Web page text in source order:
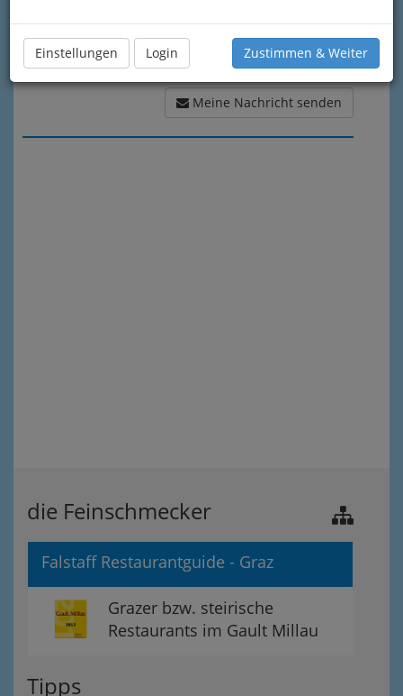
Einstellungen Login Zustimmen & Weiter
Meine Nachricht senden
die Feinschmecker
Falstaff Restaurantguide - Graz
Grazer bzw. steirische
Restaurants im Gault Millau
Tipps